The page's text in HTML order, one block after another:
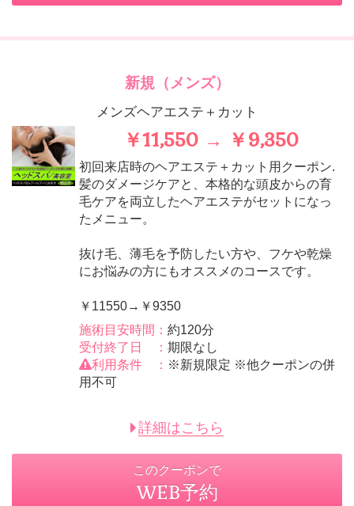
新規（メンズ）
メンズヘアエステ＋カット
￥11,550 → ￥9,350
初回来店時のヘアエステ＋カット用クーポン.
髪のダメージケアと、本格的な頭皮からの育
毛ケアを両立したヘアエステがセットになっ
たメニュー。
抜け毛、薄毛を予防したい方や、フケや乾燥
にお悩みの方にもオススメのコースです。
￥11550→￥9350
施術目安時間： 約120分
受付終了日 ： 期限なし
利用条件 ： ※新規限定 ※他クーポンの併
用不可
詳細はこちら
このクーポンで
WEB予約